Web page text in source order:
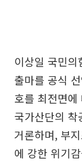
이상일 국민
출마를 공식
호를 최전면
국가산단의
거론하며, 부
에 강한 위기